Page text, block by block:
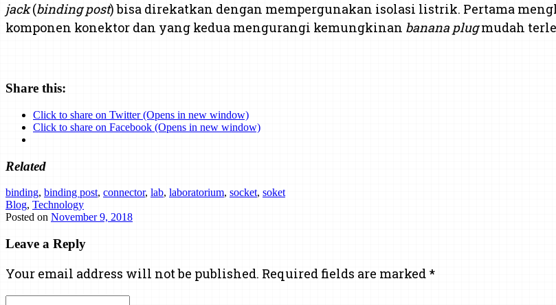
jack(binding post) bisa direkatkan dengan mempergunakan isolasi listrik. Pertama
komponen konektor dan yang kedua mengurangi kemungkinan banana plugmudah
Share this:
Click to share on Twitter (Opens in new window)
Click to share on Facebook (Opens in new window)
Related
binding, binding post, connector, lab, laboratorium, socket, soket
Blog, Technology
Posted on November 9, 2018
Leave a Reply
Your email address will not be published. Required fields are marked *